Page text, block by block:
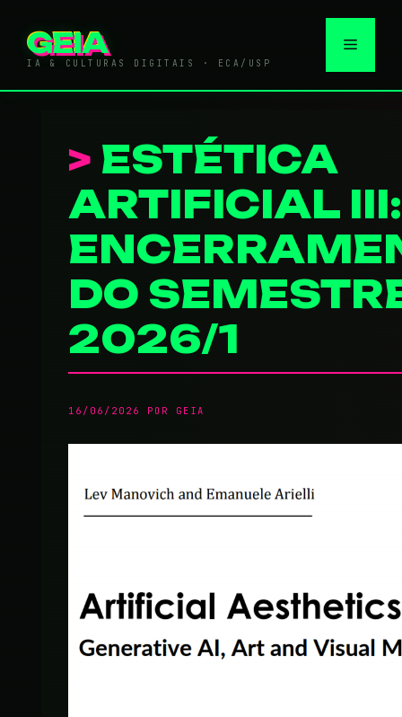
conteúdo
GEIA
IA & CULTURAS DIGITAIS · ECA/USP
Menu
ESTÉTICA
ARTIFICIAL III:
DO
2026/1
16/06/2026 POR GEIA